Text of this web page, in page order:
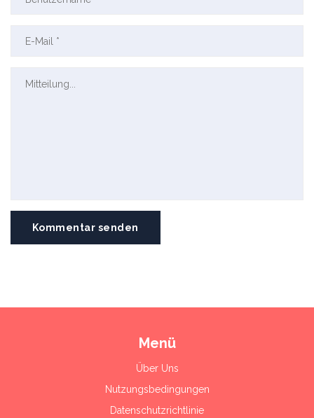
Kommentar senden
Menü
Über Uns
Nutzungsbedingungen
Datenschutzrichtlinie